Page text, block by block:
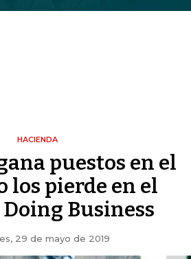
HACIENDA
puestos en el
los pierde en el
Doing Business
29 de mayo de 2019